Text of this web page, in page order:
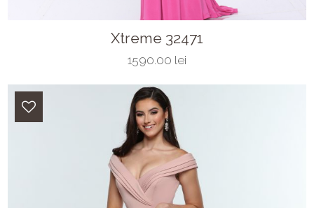
Xtreme 32471
1590.00 lei